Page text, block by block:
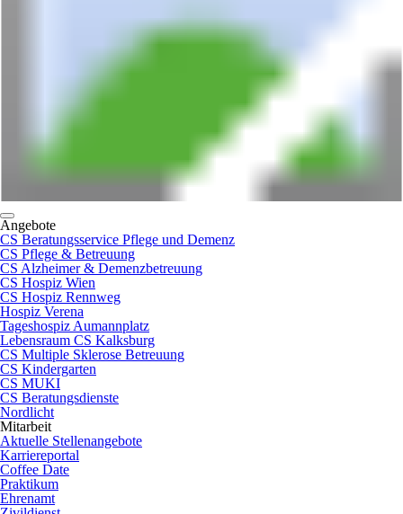
Angebote
CS Beratungsservice Pflege und Demenz
CS Pflege & Betreuung
CS Alzheimer & Demenzbetreuung
CS Hospiz Wien
CS Hospiz Rennweg
Hospiz Verena
Tageshospiz Aumannplatz
Lebensraum CS Kalksburg
CS Multiple Sklerose Betreuung
CS Kindergarten
CS MUKI
CS Beratungsdienste
Nordlicht
Mitarbeit
Aktuelle Stellenangebote
Karriereportal
Coffee Date
Praktikum
Ehrenamt